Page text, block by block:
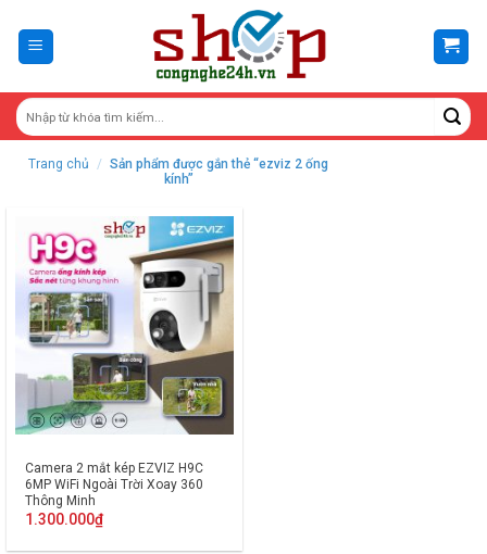
content
Trang chủ / Sản phẩm được gắn thẻ “ezviz 2 ống
kính”
Camera 2 mắt kép EZVIZ H9C
6MP WiFi Ngoài Trời Xoay 360
Thông Minh
1.300.000₫